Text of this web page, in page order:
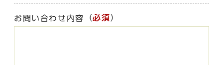
お問い合わせ内容 （必須）